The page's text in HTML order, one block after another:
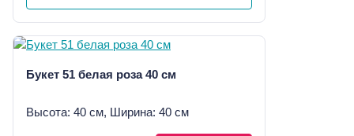
Букет 51 белая роза 40 см
Высота: 40 см, Ширина: 40 см